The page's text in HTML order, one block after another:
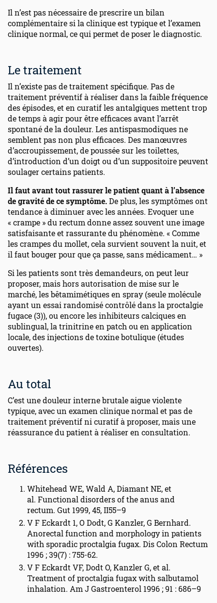
Il n’est pas nécessaire de prescrire un bilan
complémentaire si la clinique est typique et l’examen
clinique normal, ce qui permet de poser le diagnostic.
Le traitement
Il n’existe pas de traitement spécifique. Pas de
traitement préventif à réaliser dans la faible fréquence
des épisodes, et en curatif les antalgiques mettent trop
de temps à agir pour être efficaces avant l’arrêt
spontané de la douleur. Les antispasmodiques ne
semblent pas non plus efficaces. Des manœuvres
d’accroupissement, de poussée sur les toilettes,
d’introduction d’un doigt ou d’un suppositoire peuvent
soulager certains patients.
Il faut avant tout rassurer le patient quant à l’absence
de gravité de ce symptôme.De plus, les symptômes ont
tendance à diminuer avec les années. Evoquer une
« crampe » du rectum donne assez souvent une image
satisfaisante et rassurante du phénomène. « Comme
les crampes du mollet, cela survient souvent la nuit, et
il faut bouger pour que ça passe, sans médicament… »
Si les patients sont très demandeurs, on peut leur
proposer, mais hors autorisation de mise sur le
marché, les bêtamimétiques en spray (seule molécule
ayant un essai randomisé contrôlé dans la proctalgie
fugace (3)), ou encore les inhibiteurs calciques en
sublingual, la trinitrine en patch ou en application
locale, des injections de toxine botulique (études
ouvertes).
Au total
C’est une douleur interne brutale aigue violente
typique, avec un examen clinique normal et pas de
traitement préventif ni curatif à proposer, mais une
réassurance du patient à réaliser en consultation.
Références
Whitehead WE, Wald A, Diamant NE, et
al. Functional disorders of the anus and
rectum. Gut 1999, 45, II55–9
V F Eckardt 1, O Dodt, G Kanzler, G Bernhard.
Anorectal function and morphology in patients
with sporadic proctalgia fugax. Dis Colon Rectum
1996 ; 39(7) : 755-62.
V F Eckardt VF, Dodt O, Kanzler G, et al.
Treatment of proctalgia fugax with salbutamol
inhalation. Am J Gastroenterol 1996 ; 91 : 686–9